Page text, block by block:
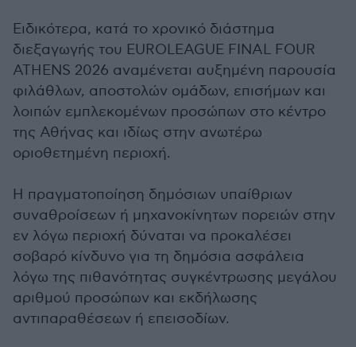
Ειδικότερα, κατά το χρονικό διάστημα
διεξαγωγής του EUROLEAGUE FINAL FOUR
ATHENS 2026 αναμένεται αυξημένη παρουσία
φιλάθλων, αποστολών ομάδων, επισήμων και
λοιπών εμπλεκομένων προσώπων στο κέντρο
της Αθήνας και ιδίως στην ανωτέρω
οριοθετημένη περιοχή.
Η πραγματοποίηση δημόσιων υπαίθριων
συναθροίσεων ή μηχανοκίνητων πορειών στην
εν λόγω περιοχή δύναται να προκαλέσει
σοβαρό κίνδυνο για τη δημόσια ασφάλεια
λόγω της πιθανότητας συγκέντρωσης μεγάλου
αριθμού προσώπων και εκδήλωσης
αντιπαραθέσεων ή επεισοδίων.